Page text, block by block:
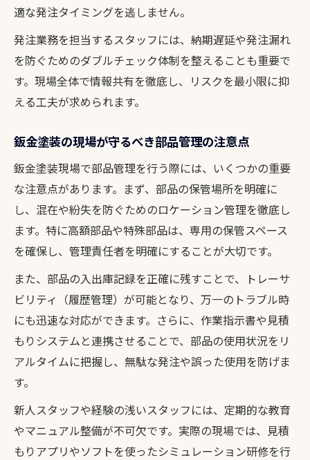
適な発注タイミングを逃しません。
発注業務を担当するスタッフには、納期遅延や発注漏れ
を防ぐためのダブルチェック体制を整えることも重要で
す。現場全体で情報共有を徹底し、リスクを最小限に抑
える工夫が求められます。
鈑金塗装の現場が守るべき部品管理の注意点
鈑金塗装現場で部品管理を行う際には、いくつかの重要
な注意点があります。まず、部品の保管場所を明確に
し、混在や紛失を防ぐためのロケーション管理を徹底し
ます。特に高額部品や特殊部品は、専用の保管スペース
を確保し、管理責任者を明確にすることが大切です。
また、部品の入出庫記録を正確に残すことで、トレーサ
ビリティ（履歴管理）が可能となり、万一のトラブル時
にも迅速な対応ができます。さらに、作業指示書や見積
もりシステムと連携させることで、部品の使用状況をリ
アルタイムに把握し、無駄な発注や誤った使用を防げま
す。
新人スタッフや経験の浅いスタッフには、定期的な教育
やマニュアル整備が不可欠です。実際の現場では、見積
もりアプリやソフトを使ったシミュレーション研修を行